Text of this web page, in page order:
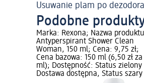
Usuwanie plam po
Podobne
Marka: Rexona; Nazwa
Antyperspirant Shower Clean
Woman, 150 ml; Cena: 9,75 zł;
Cena bazowa: 150 ml (6,50 zł za
ml); Dostępność: Status zielony
Dostawa dostępna, Status szary